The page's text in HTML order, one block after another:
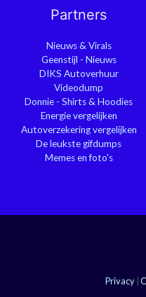
Partners
Nieuws & Virals
Geenstijl - Nieuws
DIKS Autoverhuur
Videodump
Donnie - Shirts & Hoodies
Energie vergelijken
Autoverzekering vergelijken
De leukste gifdumps
Memes en foto's
Privacy |